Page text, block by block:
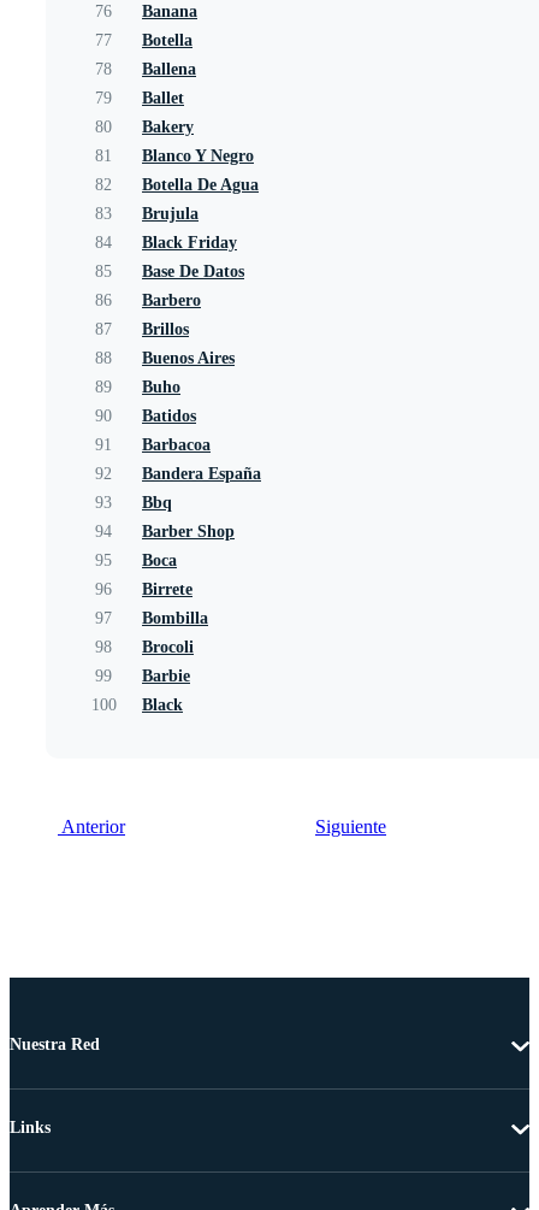
76
Banana
77
Botella
78
Ballena
79
Ballet
80
Bakery
81
Blanco Y Negro
82
Botella De Agua
83
Brujula
84
Black Friday
85
Base De Datos
86
Barbero
87
Brillos
88
Buenos Aires
89
Buho
90
Batidos
91
Barbacoa
92
Bandera España
93
Bbq
94
Barber Shop
95
Boca
96
Birrete
97
Bombilla
98
Brocoli
99
Barbie
100
Black
Anterior Siguiente
Nuestra Red
Links